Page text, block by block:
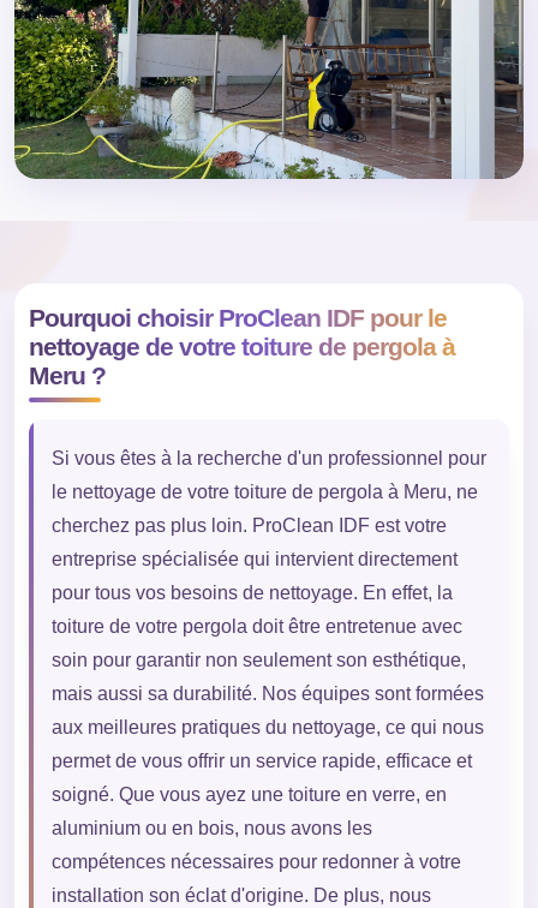
Pourquoi choisir ProClean IDF pour le
nettoyage de votre toiture de pergola à
Meru ?
Si vous êtes à la recherche d'un professionnel pour
le nettoyage de votre toiture de pergola à Meru, ne
cherchez pas plus loin. ProClean IDF est votre
entreprise spécialisée qui intervient directement
pour tous vos besoins de nettoyage. En effet, la
toiture de votre pergola doit être entretenue avec
soin pour garantir non seulement son esthétique,
mais aussi sa durabilité. Nos équipes sont formées
aux meilleures pratiques du nettoyage, ce qui nous
permet de vous offrir un service rapide, efficace et
soigné. Que vous ayez une toiture en verre, en
aluminium ou en bois, nous avons les
compétences nécessaires pour redonner à votre
installation son éclat d'origine. De plus, nous